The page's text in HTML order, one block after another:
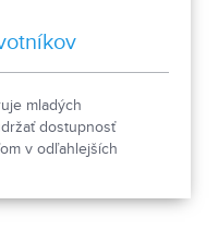
mladých
dostupnosť
v odľahlejších